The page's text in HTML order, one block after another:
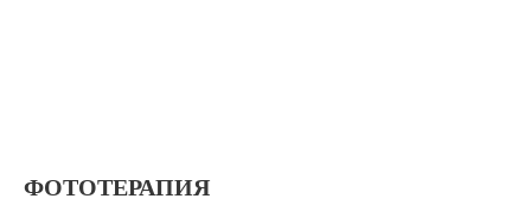
ФОТОТЕРАПИЯ